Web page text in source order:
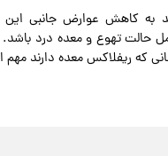
به کاهش عوارض جانبی
حالت تهوع و معده درد باشد.
که ریفلاکس معده دارند